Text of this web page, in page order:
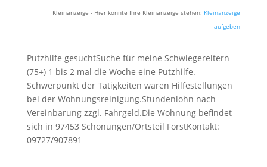
Kleinanzeige - Hier könnte Ihre Kleinanzeige stehen: Kleinanzeige
aufgeben
Putzhilfe gesuchtSuche für meine Schwiegereltern
(75+) 1 bis 2 mal die Woche eine Putzhilfe.
Schwerpunkt der Tätigkeiten wären Hilfestellungen
bei der Wohnungsreinigung.Stundenlohn nach
Vereinbarung zzgl. Fahrgeld.Die Wohnung befindet
sich in 97453 Schonungen/Ortsteil ForstKontakt:
09727/907891